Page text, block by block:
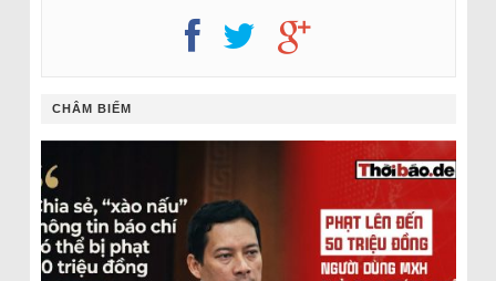
CHÂM BIẾM